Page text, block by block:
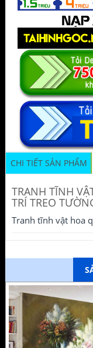
CHI TIẾT SẢN PHẨM
TRANH TĨNH
TRÍ TREO
Tranh tĩnh vật hoa